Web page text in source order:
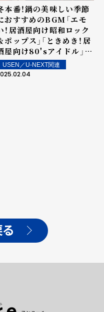
本番！鍋の美味しい季節
おすすめのBGM――「エモ
！居酒屋向け昭和ロック
ポップス」「ときめき！居
屋向け80'sアイドル」
JAPANESE CITY
」
USEN／U-NEXT関連